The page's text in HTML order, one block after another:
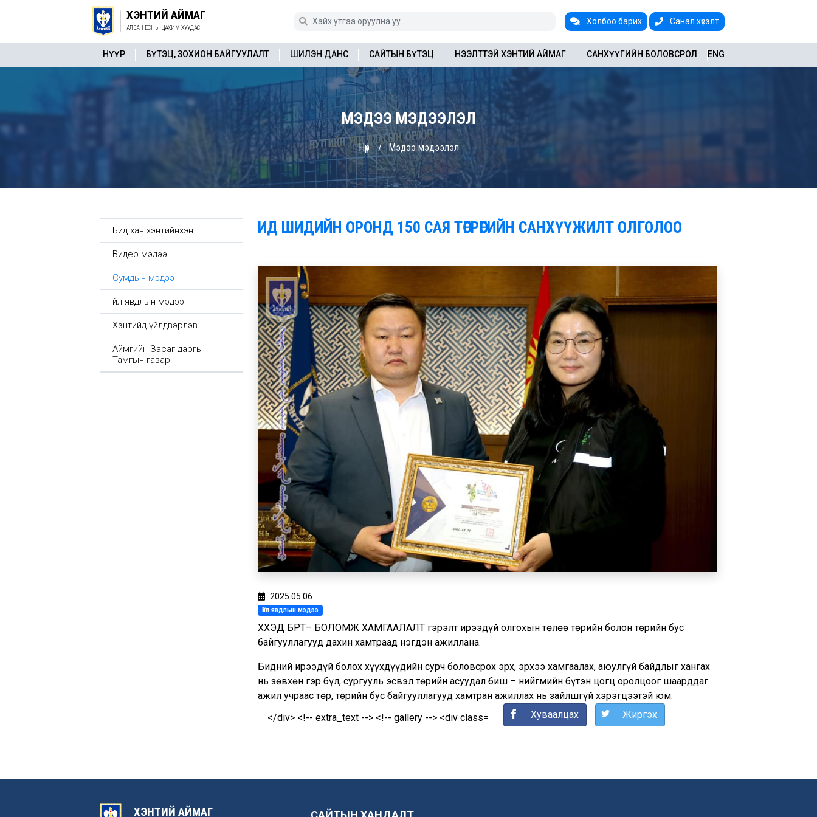
Холбоо барих Санал хүсэлт
ХЭНТИЙ АЙМАГ
АЛБАН ЁСНЫ ЦАХИМ ХУУДАС
ENG
НҮҮР БҮТЭЦ, ЗОХИОН БАЙГУУЛАЛТ ШИЛЭН ДАНС САЙТЫН БҮТЭЦ НЭЭЛТТЭЙ ХЭНТИЙ АЙМАГ САНХҮҮГИЙН БОЛОВСРОЛ
МЭДЭЭ МЭДЭЭЛЭЛ
Нүүр Мэдээ мэдээлэл
Бид хан хэнтийнхэн
Видео мэдээ
Сумдын мэдээ
Үйл явдлын мэдээ
Хэнтийд үйлдвэрлэв
Аймгийн Засаг даргын
Тамгын газар
ИД ШИДИЙН ОРОНД 150 САЯ ТӨГРӨГИЙН САНХҮҮЖИЛТ ОЛГОЛОО
2025.05.06
Үйл явдлын мэдээ
ХҮҮХЭД БҮРТ– БОЛОМЖ ХАМГААЛАЛТ гэрэлт ирээдүй олгохын төлөө төрийн болон төрийн бус
байгууллагууд дахин хамтраад нэгдэн ажиллана.
Бидний ирээдүй болох хүүхдүүдийн сурч боловсрох эрх, эрхээ хамгаалах, аюулгүй байдлыг хангах
нь зөвхөн гэр бүл, сургууль эсвэл төрийн асуудал биш – нийгмийн бүтэн цогц оролцоог шаарддаг
ажил учраас төр, төрийн бус байгууллагууд хамтран ажиллах нь зайлшгүй хэрэгцээтэй юм.
Хуваалцах
Жиргэх
ХЭНТИЙ АЙМАГ